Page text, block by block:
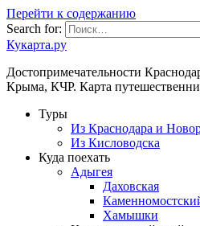
Перейти к содержанию
Search for:
Кукарта.ру
Достопримечательности
Крыма, КЧР. Карта
Туры
Из Краснодара и
Из Кисловодска
Куда поехать
Адыгея
Даховская
Хамышки